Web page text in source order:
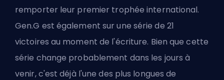
remporter leur premier trophée international.
Gen.G est également sur une série de 21
victoires au moment de l'écriture. Bien que cette
série change probablement dans les jours à
venir, c'est déjà l'une des plus longues de